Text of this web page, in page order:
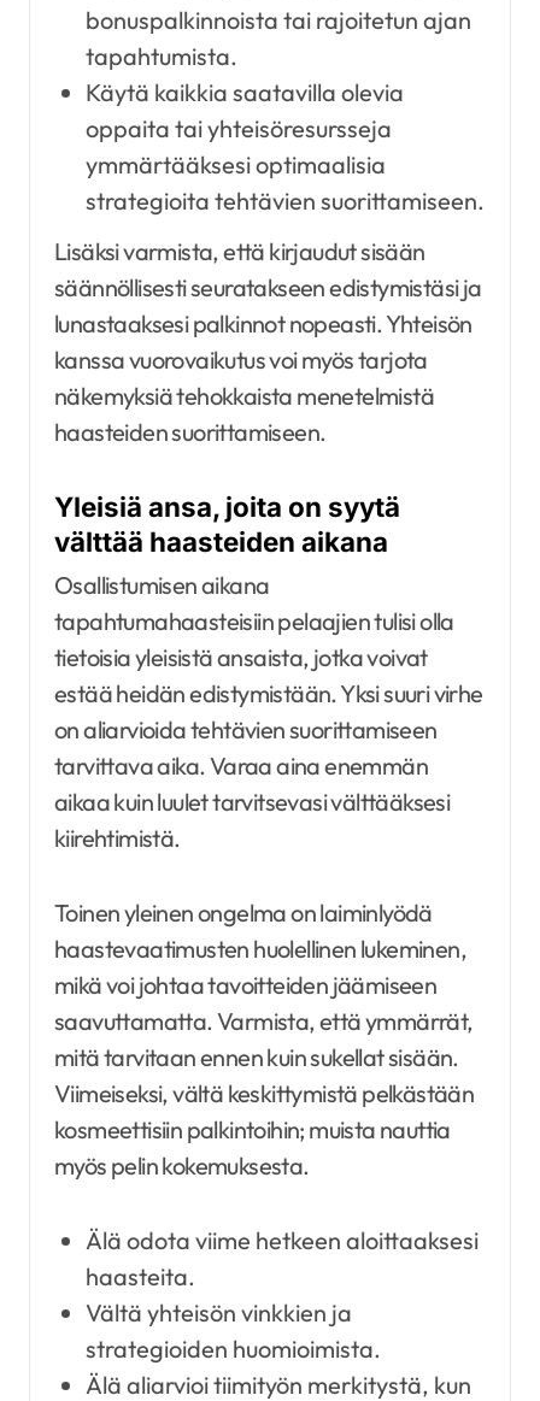
bonuspalkinnoista tai rajoitetun ajan
tapahtumista.
Käytä kaikkia saatavilla olevia
oppaita tai yhteisöresursseja
ymmärtääksesi optimaalisia
strategioita tehtävien suorittamiseen.
Lisäksi varmista, että kirjaudut sisään
säännöllisesti seuratakseen edistymistäsi ja
lunastaaksesi palkinnot nopeasti. Yhteisön
kanssa vuorovaikutus voi myös tarjota
näkemyksiä tehokkaista menetelmistä
haasteiden suorittamiseen.
Yleisiä ansa, joita on syytä
välttää haasteiden aikana
Osallistumisen aikana
tapahtumahaasteisiin pelaajien tulisi olla
tietoisia yleisistä ansaista, jotka voivat
estää heidän edistymistään. Yksi suuri virhe
on aliarvioida tehtävien suorittamiseen
tarvittava aika. Varaa aina enemmän
aikaa kuin luulet tarvitsevasi välttääksesi
kiirehtimistä.
Toinen yleinen ongelma on laiminlyödä
haastevaatimusten huolellinen lukeminen,
mikä voi johtaa tavoitteiden jäämiseen
saavuttamatta. Varmista, että ymmärrät,
mitä tarvitaan ennen kuin sukellat sisään.
Viimeiseksi, vältä keskittymistä pelkästään
kosmeettisiin palkintoihin; muista nauttia
myös pelin kokemuksesta.
Älä odota viime hetkeen aloittaaksesi
haasteita.
Vältä yhteisön vinkkien ja
strategioiden huomioimista.
Älä aliarvioi tiimityön merkitystä, kun